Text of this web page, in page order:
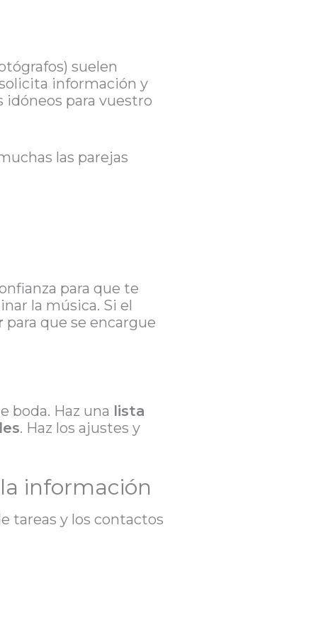
suelen
información y
idóneos para vuestro
las parejas
para que te
la música. Si el
para que se encargue
boda. Haz una lista
. Haz los ajustes y
información
tareas y los contactos